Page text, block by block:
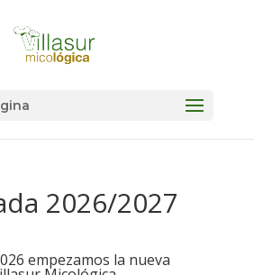
2026/2027
empezamos la nueva